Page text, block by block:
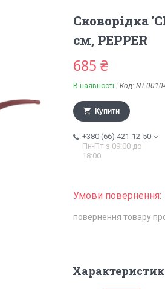
Сковорідка
cм, PEPPER
685 ₴
В наявності Код: NT-
Купити
+380 (66) 421-12-50
Пн-Пт з 09:00 до
18:00
повернення товару